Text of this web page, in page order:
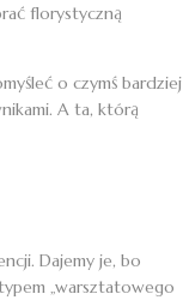
florystyczną
o czymś bardziej
A ta, którą
Dajemy je, bo
„warsztatowego